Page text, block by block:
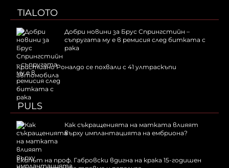
TIALOTO
Добри новини за Брус Спрингстийн –
съпругата му е в ремисия след битката с
рака
Кристиано Роналдо се похвали с 41 ултраскъпи
автомобила
PULS
Как съкращенията на матката влияят
върху имплантацията на ембриона?
Екипът на проф. Габровски вдигна на крака 15-годишен